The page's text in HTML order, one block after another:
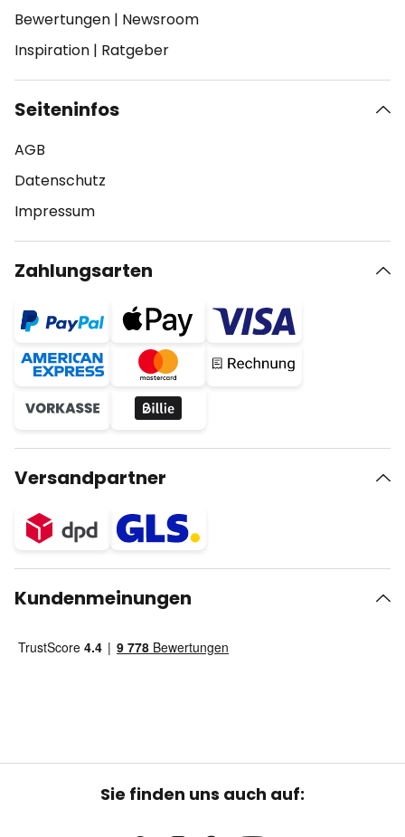
Bewertungen | Newsroom
Inspiration | Ratgeber
Seiteninfos
AGB
Datenschutz
Impressum
Zahlungsarten
Versandpartner
Kundenmeinungen
Sie finden uns auch auf: